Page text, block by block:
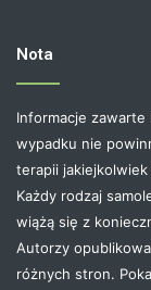
Nota
Informacje
wypadku nie
terapii
Każdy rodzaj
wiążą się z
Autorzy
różnych stron.